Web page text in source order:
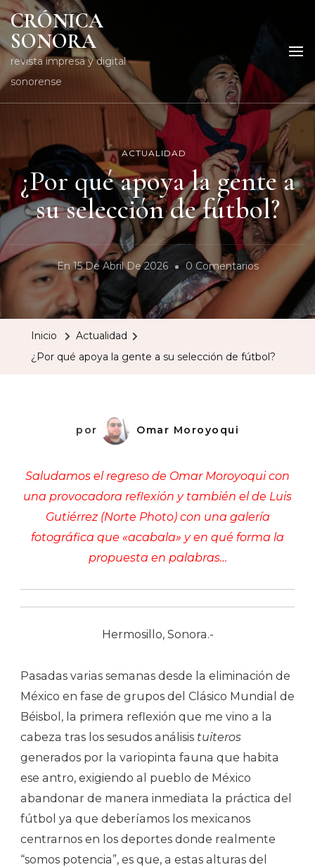
CRÓNICA
SONORA
revista impresa y digital
sonorense
ACTUALIDAD
¿Por qué apoya la gente a
su selección de fútbol?
En15 De Abril De 2026 0 ComentariosEn
Qué
Fútbol?
Inicio
Actualidad
¿Por qué apoya la gente a su selección de fútbol?
por Omar Moroyoqui
Saludamos el regreso de Omar Moroyoqui con
una provocadora reflexión y también el de Luis
Gutiérrez (Norte Photo) con una galería
fotográfica que «acabala» y en qué forma la
propuesta en palabras…
Hermosillo, Sonora.-
Pasadas varias semanas desde la eliminación de
México en fase de grupos del Clásico Mundial de
Béisbol, la primera reflexión que me vino a la
cabeza tras los sesudos análisis tuiteros
generados por la variopinta fauna que habita
ese antro, exigiendo al pueblo de México
abandonar de manera inmediata la práctica del
fútbol ya que deberíamos los mexicanos
centrarnos en los deportes donde realmente
“somos potencia”, es que, a estas alturas del